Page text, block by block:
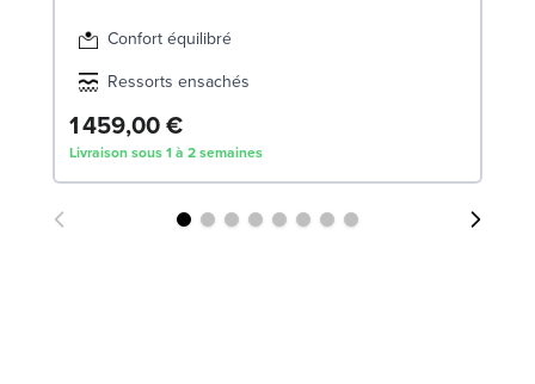
Confort équilibré
Ressorts ensachés
1 459,00 €
Livraison sous 1 à 2 semaines